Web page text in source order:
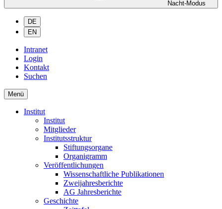
Nacht-Modus
DE
EN
Intranet
Login
Kontakt
Suchen
Menü
Institut
Institut
Mitglieder
Institutsstruktur
Stiftungsorgane
Organigramm
Veröffentlichungen
Wissenschaftliche Publikationen
Zweijahresberichte
AG Jahresberichte
Geschichte